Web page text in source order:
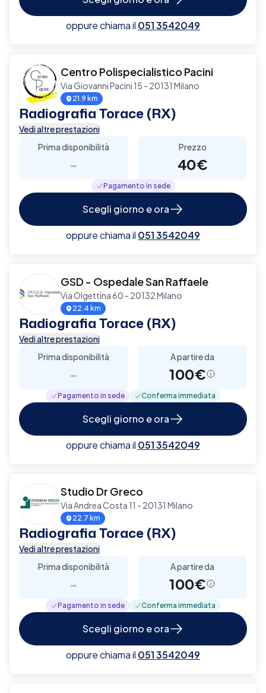
oppure chiama il 051 3542049
Centro Polispecialistico Pacini
Via Giovanni Pacini 15 - 20131 Milano
21.9 km
Radiografia Torace (RX)
Vedi altre prestazioni
Prima disponibilità
-
Prezzo
40€
Pagamento in sede
Scegli giorno e ora
oppure chiama il 051 3542049
GSD - Ospedale San Raffaele
Via Olgettina 60 - 20132 Milano
22.4 km
Radiografia Torace (RX)
Vedi altre prestazioni
Prima disponibilità
-
A partire da
100€
Pagamento in sede Conferma immediata
Scegli giorno e ora
oppure chiama il 051 3542049
Studio Dr Greco
Via Andrea Costa 11 - 20131 Milano
22.7 km
Radiografia Torace (RX)
Vedi altre prestazioni
Prima disponibilità
-
A partire da
100€
Pagamento in sede Conferma immediata
Scegli giorno e ora
oppure chiama il 051 3542049